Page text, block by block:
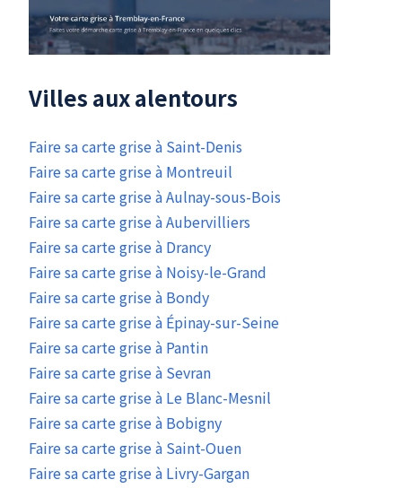
Villes aux alentours
Faire sa carte grise à Saint-Denis
Faire sa carte grise à Montreuil
Faire sa carte grise à Aulnay-sous-Bois
Faire sa carte grise à Aubervilliers
Faire sa carte grise à Drancy
Faire sa carte grise à Noisy-le-Grand
Faire sa carte grise à Bondy
Faire sa carte grise à Épinay-sur-Seine
Faire sa carte grise à Pantin
Faire sa carte grise à Sevran
Faire sa carte grise à Le Blanc-Mesnil
Faire sa carte grise à Bobigny
Faire sa carte grise à Saint-Ouen
Faire sa carte grise à Livry-Gargan